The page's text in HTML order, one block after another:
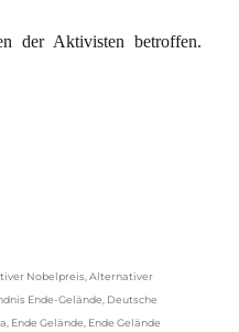
der Aktivisten betroffen.
des 21. Jahrhunderts“
Nobelpreis ,Alternativer
Ende-Gelände Deutsche
Ende Gelände Ende Gelände